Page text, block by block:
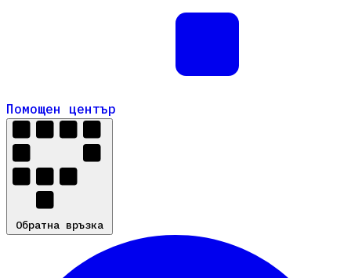
Помощен център
Помощен център
Обратна връзка
Обратна връзка